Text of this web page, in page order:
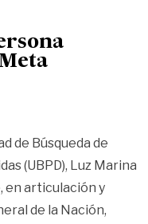
de Búsqueda de
(UBPD), Luz Marina
en articulación y
de la Nación,